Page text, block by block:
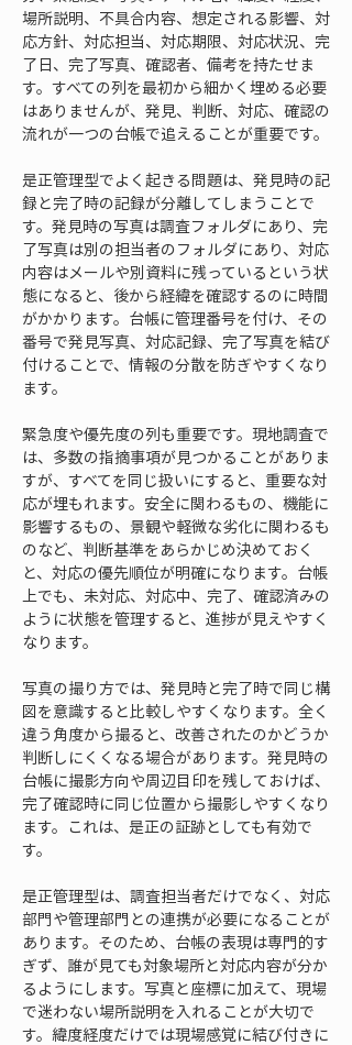
場所説明、不具合内容、想定される影響、対
応方針、対応担当、対応期限、対応状況、完
了日、完了写真、確認者、備考を持たせま
す。すべての列を最初から細かく埋める必要
はありませんが、発見、判断、対応、確認の
流れが一つの台帳で追えることが重要です。
是正管理型でよく起きる問題は、発見時の記
録と完了時の記録が分離してしまうことで
す。発見時の写真は調査フォルダにあり、完
了写真は別の担当者のフォルダにあり、対応
内容はメールや別資料に残っているという状
態になると、後から経緯を確認するのに時間
がかかります。台帳に管理番号を付け、その
番号で発見写真、対応記録、完了写真を結び
付けることで、情報の分散を防ぎやすくなり
ます。
緊急度や優先度の列も重要です。現地調査で
は、多数の指摘事項が見つかることがありま
すが、すべてを同じ扱いにすると、重要な対
応が埋もれます。安全に関わるもの、機能に
影響するもの、景観や軽微な劣化に関わるも
のなど、判断基準をあらかじめ決めておく
と、対応の優先順位が明確になります。台帳
上でも、未対応、対応中、完了、確認済みの
ように状態を管理すると、進捗が見えやすく
なります。
写真の撮り方では、発見時と完了時で同じ構
図を意識すると比較しやすくなります。全く
違う角度から撮ると、改善されたのかどうか
判断しにくくなる場合があります。発見時の
台帳に撮影方向や周辺目印を残しておけば、
完了確認時に同じ位置から撮影しやすくなり
ます。これは、是正の証跡としても有効で
す。
是正管理型は、調査担当者だけでなく、対応
部門や管理部門との連携が必要になることが
あります。そのため、台帳の表現は専門的す
ぎず、誰が見ても対象場所と対応内容が分か
るようにします。写真と座標に加えて、現場
で迷わない場所説明を入れることが大切で
す。緯度経度だけでは現場感覚に結び付きに